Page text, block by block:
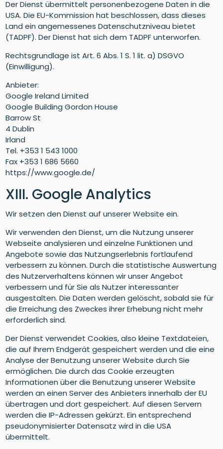
Der Dienst übermittelt personenbezogene Daten in die
USA. Die EU-Kommission hat beschlossen, dass dieses
Land ein angemessenes Datenschutzniveau bietet
(TADPF). Der Dienst hat sich dem TADPF unterworfen.
Rechtsgrundlage ist Art. 6 Abs. 1 S. 1 lit. a) DSGVO
(Einwilligung).
Anbieter:
Google Ireland Limited
Google Building Gordon House
Barrow St
4 Dublin
Irland
Tel. +353 1 543 1000
Fax +353 1 686 5660
https://www.google.de/
XIII. Google Analytics
Wir setzen den Dienst auf unserer Website ein.
Wir verwenden den Dienst, um die Nutzung unserer
Webseite analysieren und einzelne Funktionen und
Angebote sowie das Nutzungserlebnis fortlaufend
verbessern zu können. Durch die statistische Auswertung
des Nutzerverhaltens können wir unser Angebot
verbessern und für Sie als Nutzer interessanter
ausgestalten. Die Daten werden gelöscht, sobald sie für
die Erreichung des Zweckes ihrer Erhebung nicht mehr
erforderlich sind.
Der Dienst verwendet Cookies, also kleine Textdateien,
die auf Ihrem Endgerät gespeichert werden und die eine
Analyse der Benutzung unserer Website durch Sie
ermöglichen. Die durch das Cookie erzeugten
Informationen über die Benutzung unserer Website
werden an einen Server des Anbieters innerhalb der EU
übertragen und dort gespeichert. Auf diesen Servern
werden die IP-Adressen gekürzt. Ein entsprechend
pseudonymisierter Datensatz wird in die USA
übermittelt.